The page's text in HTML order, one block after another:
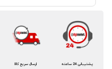
ارسال سریع کالا پشتیبانی 24 ساعته